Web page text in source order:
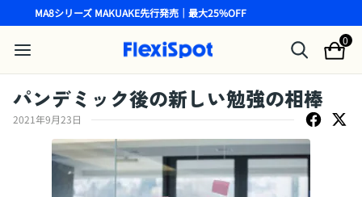
MA8シリーズ MAKUAKE先行発売｜最大25%OFF
0
パンデミック後の新しい勉強の相棒
2021年9月23日